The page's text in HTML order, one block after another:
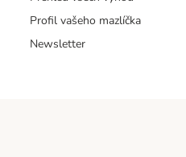
Profil vašeho mazlíčka
Newsletter